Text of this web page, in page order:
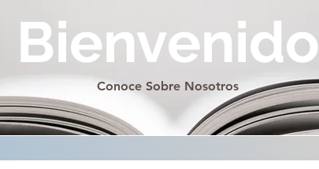
Bienvenido
Conoce Sobre Nosotros